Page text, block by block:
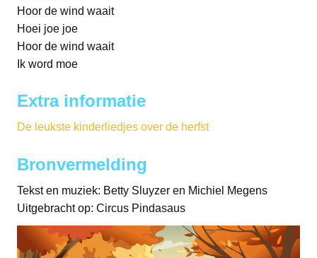
Hoor de wind waait
Hoei joe joe
Hoor de wind waait
Ik word moe
Extra informatie
De leukste kinderliedjes over de herfst
Bronvermelding
Tekst en muziek: Betty Sluyzer en Michiel Megens
Uitgebracht op: Circus Pindasaus